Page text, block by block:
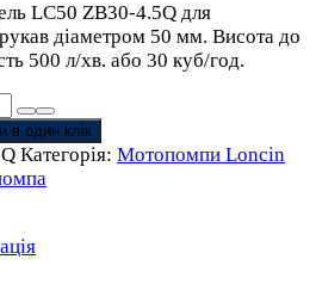
LC50 ZB30-4.5Q для
діаметром 50 мм. Висота до
500 л/хв. або 30 куб/год.
в один клік
Категорія: Мотопомпи Loncin